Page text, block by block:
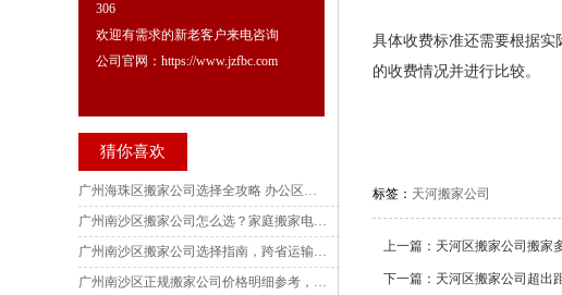
具体收费标准还需要根据
的收费情况并进行比较。
标签： 天河搬家公司
上一篇： 天河区搬家公司搬家
下一篇： 天河区搬家公司超出
306
欢迎有需求的新老客户来电咨询
公司官网：https://www.jzfbc.com
猜你喜欢
广州海珠区搬家公司选择全攻略 办公区搬迁全方案 五家电话实测对比深度解析
广州南沙区搬家公司怎么选？家庭搬家电话实测，各镇街别墅搬迁避坑指南与收费核验技巧
广州南沙区搬家公司选择指南，跨省运输风险规避要点，多家服务商电话实地核验参考
广州南沙区正规搬家公司价格明细参考，南沙产业园写字楼搬迁服务商实测，订单记录可核验查询